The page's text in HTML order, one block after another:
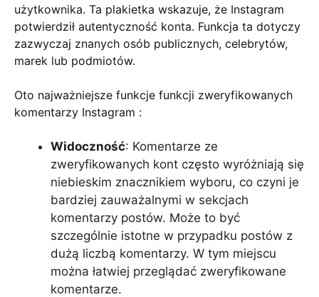
użytkownika. Ta plakietka wskazuje, że Instagram
potwierdził autentyczność konta. Funkcja ta dotyczy
zazwyczaj znanych osób publicznych, celebrytów,
marek lub podmiotów.
Oto najważniejsze funkcje funkcji zweryfikowanych
komentarzy Instagram :
Widoczność: Komentarze ze
zweryfikowanych kont często wyróżniają się
niebieskim znacznikiem wyboru, co czyni je
bardziej zauważalnymi w sekcjach
komentarzy postów. Może to być
szczególnie istotne w przypadku postów z
dużą liczbą komentarzy. W tym miejscu
można łatwiej przeglądać zweryfikowane
komentarze.